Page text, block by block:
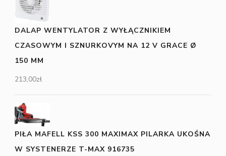
DALAP WENTYLATOR Z WYŁĄCZNIKIEM
CZASOWYM I SZNURKOVYM NA 12 V GRACE Ø
150 MM
213,00zł
PIŁA MAFELL KSS 300 MAXIMAX PILARKA UKOŚNA
W SYSTENERZE T-MAX 916735